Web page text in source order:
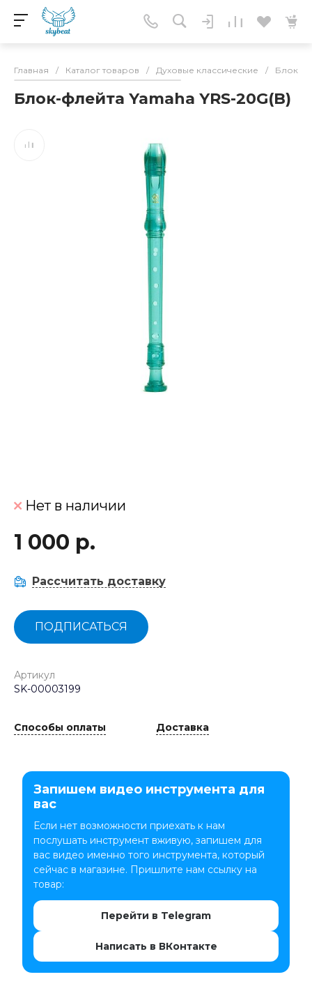
Главная / Каталог товаров / Духовые классические /
Блок-флейта Yamaha YRS-20G(B)
Нет в наличии
1 000 р.
Рассчитать доставку
ПОДПИСАТЬСЯ
Артикул
SK-00003199
Способы оплаты Доставка
Запишем видео инструмента для
вас
Если нет возможности приехать к нам
послушать инструмент вживую, запишем для
вас видео именно того инструмента, который
сейчас в магазине. Пришлите нам ссылку на
товар:
Перейти в Telegram
Написать в ВКонтакте